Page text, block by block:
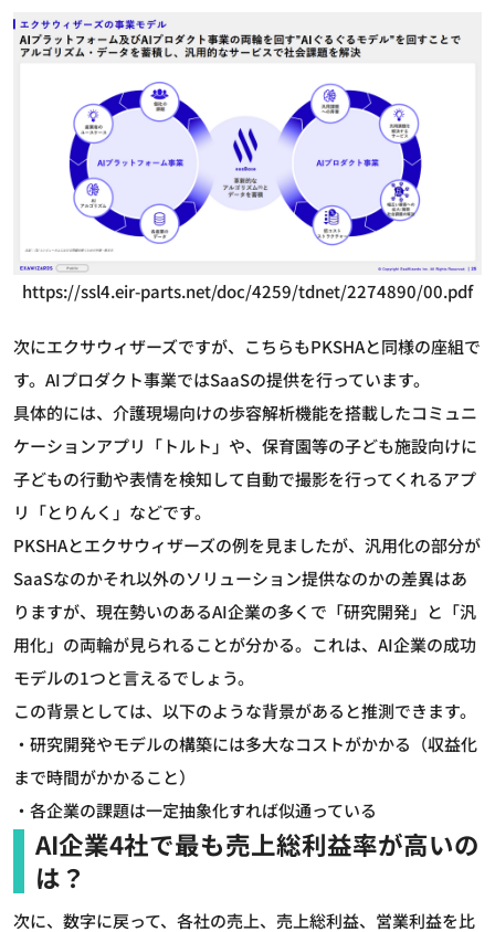
https://ssl4.eir-parts.net/doc/4259/tdnet/2274890/00.pdf
次にエクサウィザーズですが、こちらもPKSHAと同様の座組で
す。AIプロダクト事業ではSaaSの提供を行っています。
具体的には、介護現場向けの歩容解析機能を搭載したコミュニ
ケーションアプリ「トルト」や、保育園等の子ども施設向けに
子どもの行動や表情を検知して自動で撮影を行ってくれるアプ
リ「とりんく」などです。
PKSHAとエクサウィザーズの例を見ましたが、汎用化の部分が
SaaSなのかそれ以外のソリューション提供なのかの差異はあ
りますが、現在勢いのあるAI企業の多くで「研究開発」と「汎
用化」の両輪が見られることが分かる。これは、AI企業の成功
モデルの1つと言えるでしょう。
この背景としては、以下のような背景があると推測できます。
・研究開発やモデルの構築には多大なコストがかかる（収益化
まで時間がかかること）
・各企業の課題は一定抽象化すれば似通っている
AI企業4社で最も売上総利益率が高いの
は？
次に、数字に戻って、各社の売上、売上総利益、営業利益を比